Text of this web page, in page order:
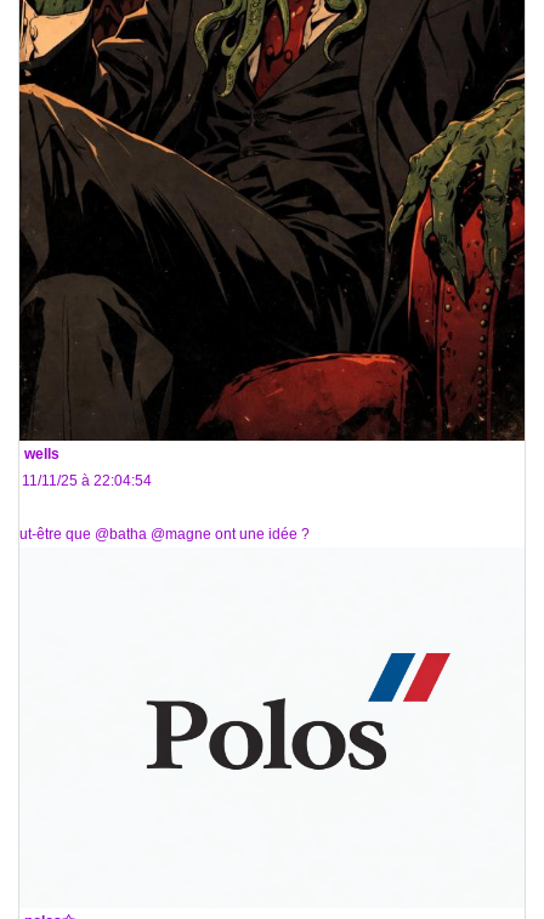
wells
Le 11/11/25 à 22:04:54
Peut-être que @batha @magne ont une idée ?